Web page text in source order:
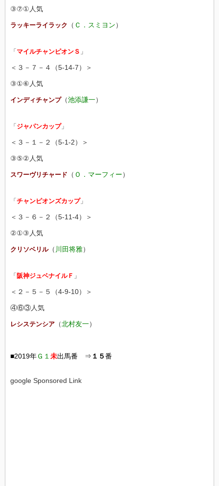
③⑦①人気
ラッキーライラック （ Ｃ．スミヨン）
「 マイルチャンピオンＳ 」
＜３－７－４（5-14-7）＞
③①⑥人気
インディチャンプ（池添謙一）
「 ジャパンカップ」
＜３－１－２（5-1-2）＞
③⑤②人気
スワーヴリチャード （ Ｏ．マーフィー）
「 チャンピオンズカップ」
＜３－６－２（5-11-4）＞
②①③人気
クリソベリル（ 川田将雅）
「 阪神ジュベナイルＦ 」
＜２－５－５（4-9-10）＞
④⑥③人気
レシステンシア （北村友一）
■2019年Ｇ１ 未出馬番 ⇒ １５番
google Sponsored Link